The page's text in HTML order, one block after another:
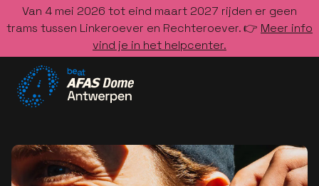
Van 4 mei 2026 tot eind maart 2027 rijden er geen
trams tussen Linkeroever en Rechteroever. 👉 Meer info
vind je in het helpcenter.